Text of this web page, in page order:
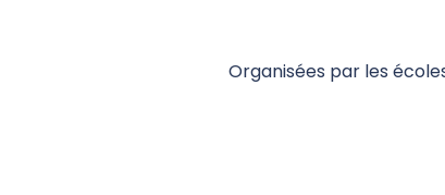
Organisées par les